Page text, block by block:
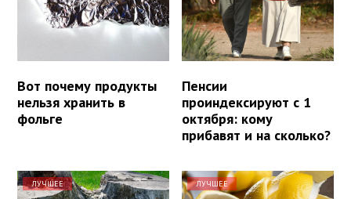
Вот почему продукты
нельзя хранить в
фольге
Пенсии
проиндексируют с 1
октября: кому
прибавят и на сколько?
ЛУЧШЕЕ ЛУЧШЕЕ